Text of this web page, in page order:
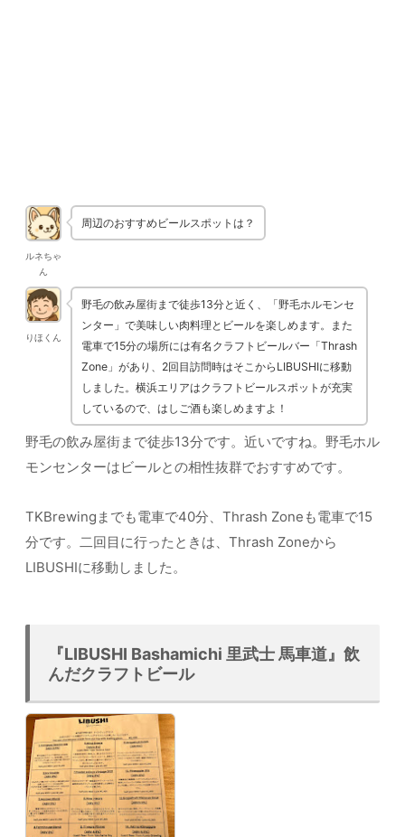
ルネちゃ
ん
周辺のおすすめビールスポットは？
りほくん
野毛の飲み屋街まで徒歩13分と近く、「野毛ホルモンセ
ンター」で美味しい肉料理とビールを楽しめます。また
電車で15分の場所には有名クラフトビールバー「Thrash
Zone」があり、2回目訪問時はそこからLIBUSHIに移動
しました。横浜エリアはクラフトビールスポットが充実
しているので、はしご酒も楽しめますよ！
野毛の飲み屋街まで徒歩13分です。近いですね。野毛ホル
モンセンターはビールとの相性抜群でおすすめです。
TKBrewingまでも電車で40分、Thrash Zoneも電車で15
分です。二回目に行ったときは、Thrash Zoneから
LIBUSHIに移動しました。
『LIBUSHI Bashamichi 里武士 馬車道』飲
んだクラフトビール